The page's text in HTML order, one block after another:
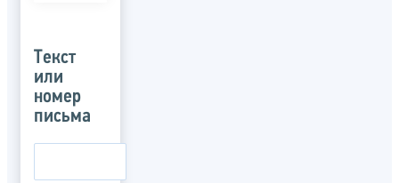
Текст
или
номер
письма